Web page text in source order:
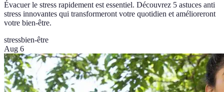
Évacuer le stress rapidement est essentiel. Découvrez 5 astuces anti
stress innovantes qui transformeront votre quotidien et amélioreront
votre bien-être.
stressbien-être
Aug 6